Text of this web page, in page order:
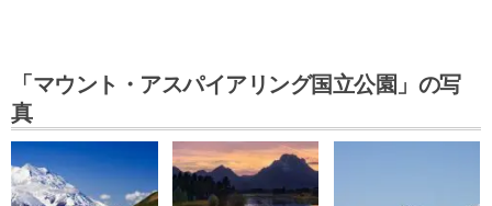
「マウント・アスパイアリング国立公園」の写
真